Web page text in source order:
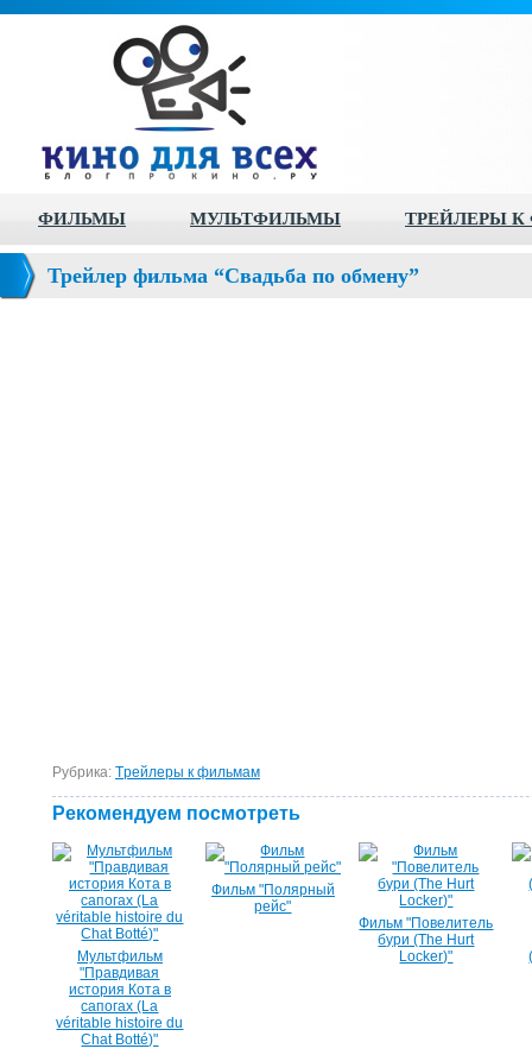
ФИЛЬМЫ МУЛЬТФИЛЬМЫ ТРЕЙЛЕРЫ
Трейлер фильма “Свадьба по обмену”
Рубрика: Tрейлеры к фильмам
Рекомендуем посмотреть
Мультфильм
"Правдивая
история Кота в
сапогах (La
véritable histoire du
Chat Botté)"
Фильм "Полярный
рейс"
Фильм "Повелитель
бури (The Hurt
Locker)"